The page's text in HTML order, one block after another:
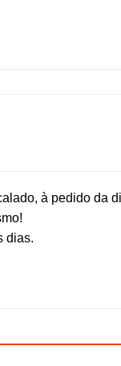
à pedido da
dias.